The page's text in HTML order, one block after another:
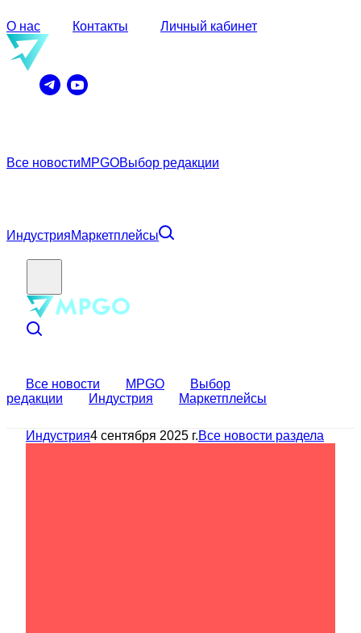
О нас Контакты Личный кабинет
Все новостиMPGOВыбор редакции
ИндустрияМаркетплейсы
Все новости MPGO
Выбор
редакции
Индустрия Маркетплейсы
Индустрия4 сентября 2025 г.Все новости раздела